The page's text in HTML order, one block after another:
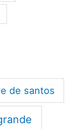
de santos